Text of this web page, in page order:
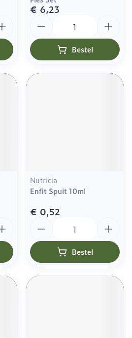
€ 6,23
Bestel
Nutricia
Enfit Spuit 10ml
€ 0,52
Bestel